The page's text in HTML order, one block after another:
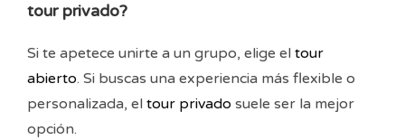
tour privado?
Si te apetece unirte a un grupo, elige el tour
abierto. Si buscas una experiencia más flexible o
personalizada, el tour privado suele ser la mejor
opción.